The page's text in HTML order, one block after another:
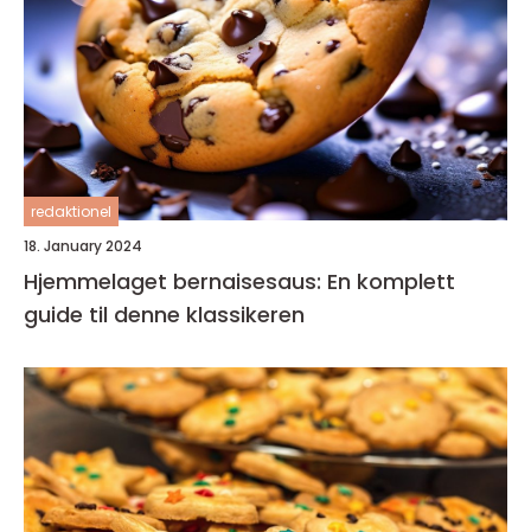
redaktionel
18. January 2024
Hjemmelaget bernaisesaus: En komplett
guide til denne klassikeren